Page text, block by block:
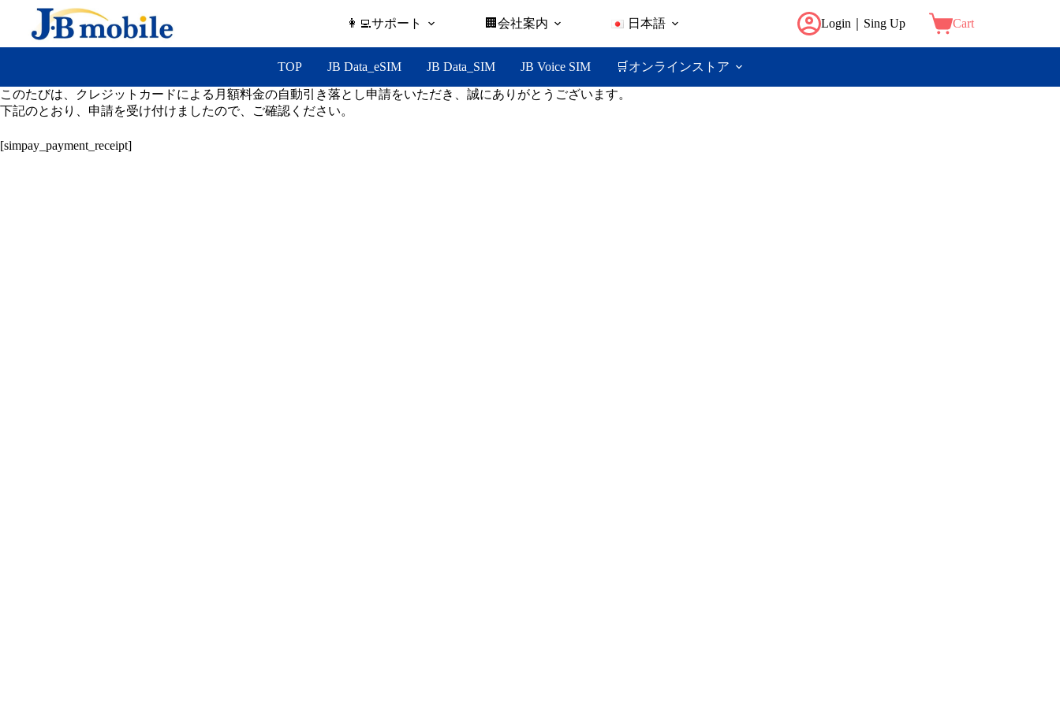
へ
ス
ッ
プ
👩‍💻サポート 🏢会社案内 日本語 Login｜Sing Up Cart
TOP JB Data_eSIM JB Data_SIM JB Voice SIM 🛒オンラインストア
このたびは、クレジットカードによる月額料金の自動引き落とし申請をいただき、誠にありがとうございます。
下記のとおり、申請を受け付けましたので、ご確認ください。
[simpay_payment_receipt]